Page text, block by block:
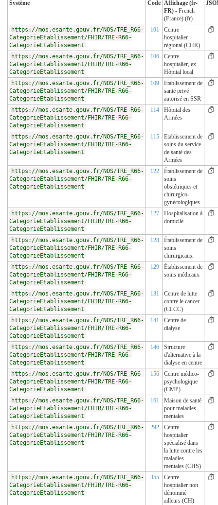
Système Code Affichage (fr-
FR) - French
(France) (fr)
https://mos.esante.gouv.fr/NOS/TRE_R66-
CategorieEtablissement/FHIR/TRE-R66-
CategorieEtablissement
101
Centre
hospitalier
régional (CHR)
https://mos.esante.gouv.fr/NOS/TRE_R66-
CategorieEtablissement/FHIR/TRE-R66-
CategorieEtablissement
106
Centre
hospitalier, ex
Hôpital local
https://mos.esante.gouv.fr/NOS/TRE_R66-
CategorieEtablissement/FHIR/TRE-R66-
CategorieEtablissement
109
Etablissement de
santé privé
autorisé en SSR
https://mos.esante.gouv.fr/NOS/TRE_R66-
CategorieEtablissement/FHIR/TRE-R66-
CategorieEtablissement
114
Hôpital des
Armées
https://mos.esante.gouv.fr/NOS/TRE_R66-
CategorieEtablissement/FHIR/TRE-R66-
CategorieEtablissement
115
Etablissement de
soins du service
de santé des
Armées
https://mos.esante.gouv.fr/NOS/TRE_R66-
CategorieEtablissement/FHIR/TRE-R66-
CategorieEtablissement
122
Établissement de
soins
obstétriques et
chirurgico-
gynécologiques
https://mos.esante.gouv.fr/NOS/TRE_R66-
CategorieEtablissement/FHIR/TRE-R66-
CategorieEtablissement
127
Hospitalisation à
domicile
https://mos.esante.gouv.fr/NOS/TRE_R66-
CategorieEtablissement/FHIR/TRE-R66-
CategorieEtablissement
128
Établissement de
soins
chirurgicaux
https://mos.esante.gouv.fr/NOS/TRE_R66-
CategorieEtablissement/FHIR/TRE-R66-
CategorieEtablissement
129
Établissement de
soins médicaux
https://mos.esante.gouv.fr/NOS/TRE_R66-
CategorieEtablissement/FHIR/TRE-R66-
CategorieEtablissement
131
Centre de lutte
contre le cancer
(CLCC)
https://mos.esante.gouv.fr/NOS/TRE_R66-
CategorieEtablissement/FHIR/TRE-R66-
CategorieEtablissement
141
Centre de
dialyse
https://mos.esante.gouv.fr/NOS/TRE_R66-
CategorieEtablissement/FHIR/TRE-R66-
CategorieEtablissement
146
Structure
d'alternative à la
dialyse en centre
https://mos.esante.gouv.fr/NOS/TRE_R66-
CategorieEtablissement/FHIR/TRE-R66-
CategorieEtablissement
156
Centre médico-
psychologique
(CMP)
https://mos.esante.gouv.fr/NOS/TRE_R66-
CategorieEtablissement/FHIR/TRE-R66-
CategorieEtablissement
161
Maison de santé
pour maladies
mentales
https://mos.esante.gouv.fr/NOS/TRE_R66-
CategorieEtablissement/FHIR/TRE-R66-
CategorieEtablissement
292
Centre
hospitalier
spécialisé dans
la lutte contre les
maladies
mentales (CHS)
https://mos.esante.gouv.fr/NOS/TRE_R66-
CategorieEtablissement/FHIR/TRE-R66-
CategorieEtablissement
355
Centre
hospitalier non
dénommé
ailleurs (CH)